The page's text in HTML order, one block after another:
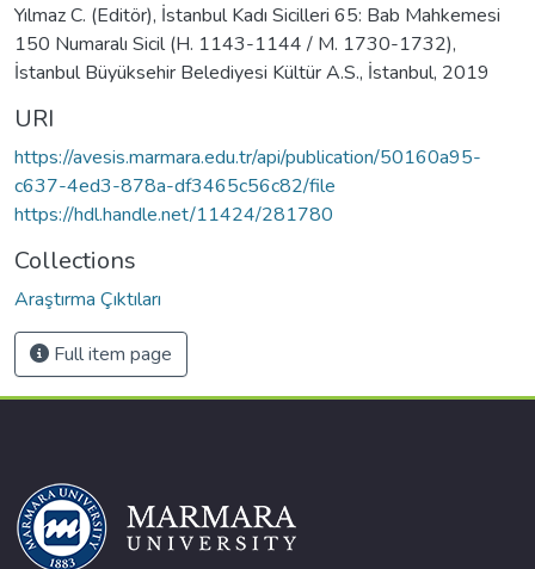
Yılmaz C. (Editör), İstanbul Kadı Sicilleri 65: Bab Mahkemesi
150 Numaralı Sicil (H. 1143-1144 / M. 1730-1732),
İstanbul Büyüksehir Belediyesi Kültür A.S., İstanbul, 2019
URI
https://avesis.marmara.edu.tr/api/publication/50160a95-
c637-4ed3-878a-df3465c56c82/file
https://hdl.handle.net/11424/281780
Collections
Araştırma Çıktıları
Full item page